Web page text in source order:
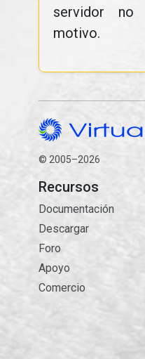
servidor no
motivo.
© 2005–2026
Recursos
Documentación
Descargar
Foro
Apoyo
Comercio